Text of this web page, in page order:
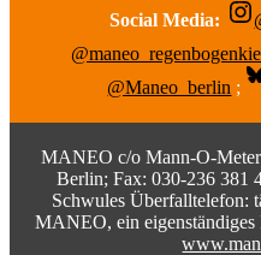
Social Media:
@Maneo_berlin ;
MANEO c/o Mann-O-
Berlin; Fax: 030-236 381
Schwules Überfalltelefon:
MANEO, ein